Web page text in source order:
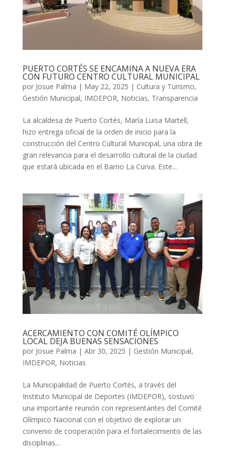
PUERTO CORTÉS SE ENCAMINA A NUEVA ERA
CON FUTURO CENTRO CULTURAL MUNICIPAL
por Josue Palma | May 22, 2025 | Cultura y Turismo,
Gestión Municipal, IMDEPOR, Noticias, Transparencia
La alcaldesa de Puerto Cortés, María Luisa Martell,
hizo entrega oficial de la orden de inicio para la
construcción del Centro Cultural Municipal, una obra de
gran relevancia para el desarrollo cultural de la ciudad
que estará ubicada en el Barrio La Curva. Este...
ACERCAMIENTO CON COMITÉ OLÍMPICO
LOCAL DEJA BUENAS SENSACIONES
por Josue Palma | Abr 30, 2025 | Gestión Municipal,
IMDEPOR, Noticias
La Municipalidad de Puerto Cortés, a través del
Instituto Municipal de Deportes (IMDEPOR), sostuvo
una importante reunión con representantes del Comité
Olímpico Nacional con el objetivo de explorar un
convenio de cooperación para el fortalecimiento de las
disciplinas...